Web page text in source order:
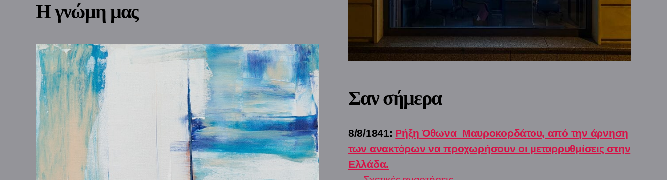
Η γνώμη μας
Σαν σήμερα
8/8/1841: Ρήξη Όθωνα  Μαυροκορδάτου, από την άρνηση
των ανακτόρων να προχωρήσουν οι μεταρρυθμίσεις στην
Ελλάδα.